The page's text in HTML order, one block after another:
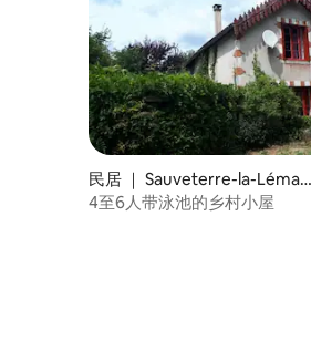
民居 ｜ Sauveterre-la-Léman
ce
4至6人带泳池的乡村小屋